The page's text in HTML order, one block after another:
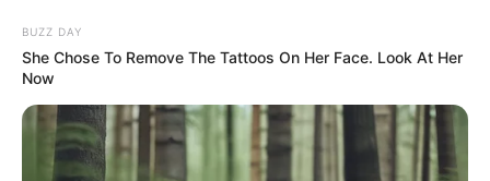
BUZZ DAY
She Chose To Remove The Tattoos On Her Face. Look At Her
Now